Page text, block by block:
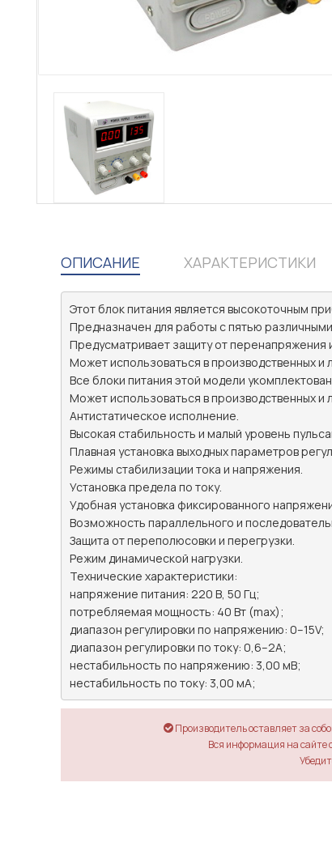
ОПИСАНИЕ ХАРАКТЕРИСТИКИ
Этот блок питания является высокоточным
Предназначен для работы с пятью различными
Предусматривает защиту от перенапряжения
Может использоваться в производственных и
Все блоки питания этой модели
Может использоваться в производственных и
Антистатическое исполнение.
Высокая стабильность и малый уровень
Плавная установка выходных параметров
Режимы стабилизации тока и напряжения.
Установка предела по току.
Удобная установка фиксированного
Возможность параллельного и
Защита от переполюсовки и перегрузки.
Режим динамической нагрузки.
Технические характеристики:
напряжение питания: 220 В, 50 Гц;
потребляемая мощность: 40 Вт (max);
диапазон регулировки по напряжению: 0–15V;
диапазон регулировки по току: 0,6–2A;
нестабильность по напряжению: 3,00 мВ;
нестабильность по току: 3,00 мА;
Производитель оставляет за
Вся информация на сайте